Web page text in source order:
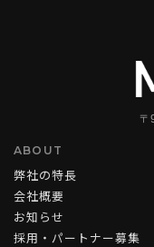
〒
ABOUT
弊社の特長
会社概要
お知らせ
採用・パートナー募集